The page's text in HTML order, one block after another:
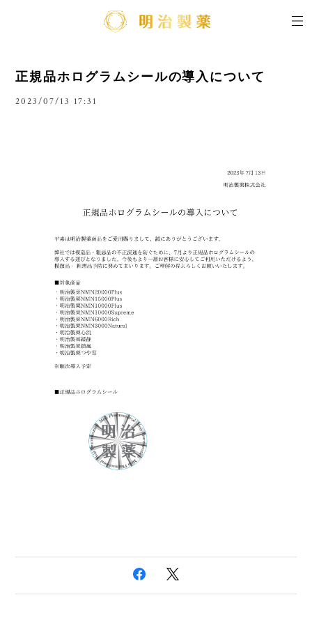
正規品ホログラムシールの導入について
2023/07/13 17:31